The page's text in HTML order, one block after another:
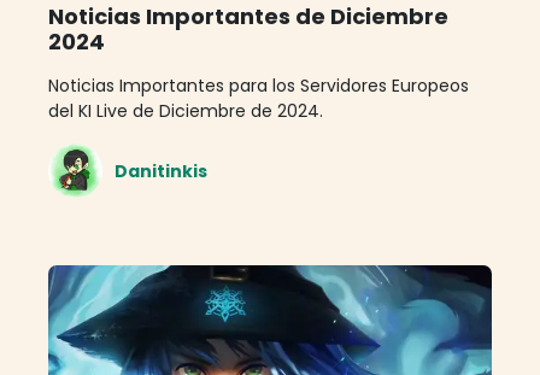
Noticias Importantes de Diciembre
2024
Noticias Importantes para los Servidores Europeos
del KI Live de Diciembre de 2024.
Danitinkis